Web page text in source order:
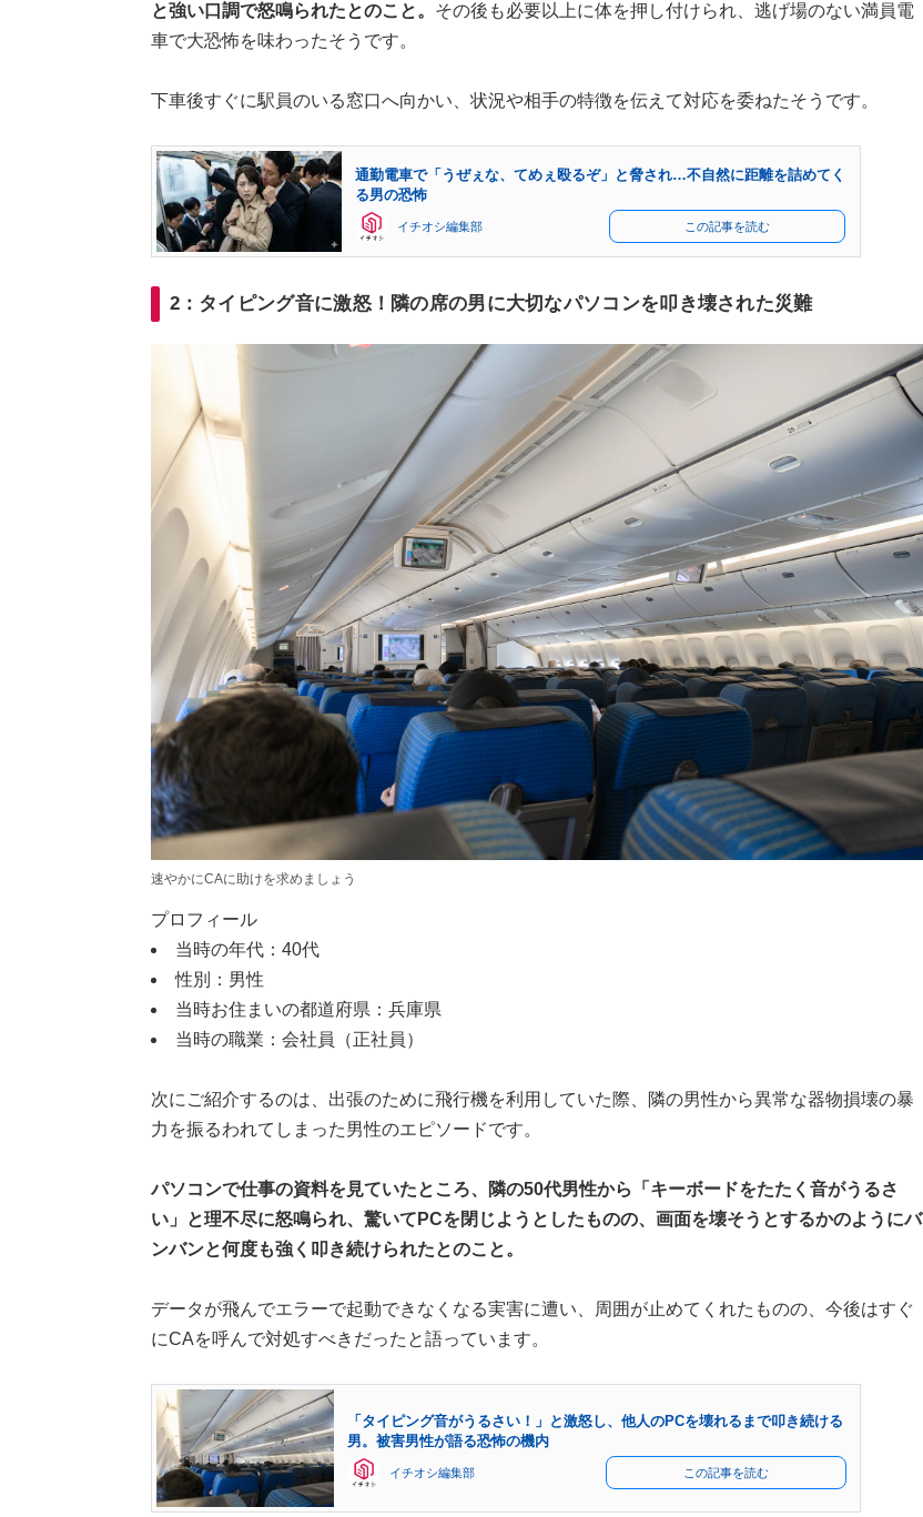
と強い口調で怒鳴られたとのこと。 その後も必要以上に体を押し付けられ、逃げ場のない満員電
車で大恐怖を味わったそうです。
下車後すぐに駅員のいる窓口へ向かい、状況や相手の特徴を伝えて対応を委ねたそうです。
通勤電車で「うぜぇな、てめぇ殴るぞ」と脅され…不自然に距離を詰めてく
る男の恐怖
イチオシ編集部 この記事を読む
2：タイピング音に激怒！隣の席の男に大切なパソコンを叩き壊された災難
速やかにCAに助けを求めましょう
プロフィール
当時の年代：40代
性別：男性
当時お住まいの都道府県：兵庫県
当時の職業：会社員（正社員）
次にご紹介するのは、出張のために飛行機を利用していた際、隣の男性から異常な器物損壊の暴
力を振るわれてしまった男性のエピソードです。
パソコンで仕事の資料を見ていたところ、隣の50代男性から「キーボードをたたく音がうるさ
い」と理不尽に怒鳴られ、驚いてPCを閉じようとしたものの、画面を壊そうとするかのようにバ
ンバンと何度も強く叩き続けられたとのこと。
データが飛んでエラーで起動できなくなる実害に遭い、周囲が止めてくれたものの、今後はすぐ
にCAを呼んで対処すべきだったと語っています。
「タイピング音がうるさい！」と激怒し、他人のPCを壊れるまで叩き続ける
男。被害男性が語る恐怖の機内
イチオシ編集部 この記事を読む